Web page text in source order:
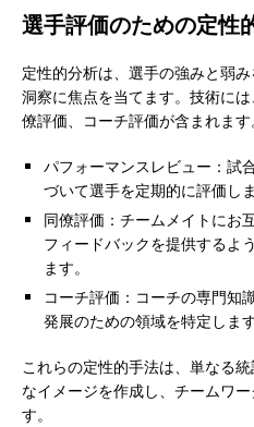
選手評価のための定性
定性的分析は、選手の強みと弱
洞察に焦点を当てます。技術に
僚評価、コーチ評価が含まれます
パフォーマンスレビュー：試
づいて選手を定期的に評価しま
同僚評価：チームメイトにお
フィードバックを提供するよ
ます。
コーチ評価：コーチの専門知
発展のための領域を特定します
これらの定性的手法は、単なる
なイメージを作成し、チームワ
す。